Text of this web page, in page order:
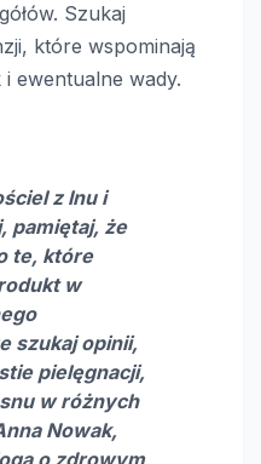
Szukaj
które wspominają
ewentualne wady.
z lnu i
pamiętaj, że
te, które
w
szukaj opinii,
pielęgnacji,
w różnych
Nowak,
o zdrowym